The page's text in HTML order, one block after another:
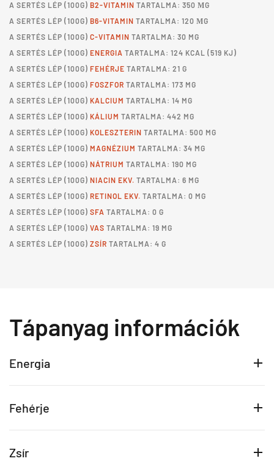
A SERTÉS LÉP (100G) B2-VITAMIN TARTALMA: 350 ΜG
A SERTÉS LÉP (100G) B6-VITAMIN TARTALMA: 120 ΜG
A SERTÉS LÉP (100G) C-VITAMIN TARTALMA: 30 MG
A SERTÉS LÉP (100G) ENERGIA TARTALMA: 124 KCAL (519 KJ)
A SERTÉS LÉP (100G) FEHÉRJE TARTALMA: 21 G
A SERTÉS LÉP (100G) FOSZFOR TARTALMA: 173 MG
A SERTÉS LÉP (100G) KALCIUM TARTALMA: 14 MG
A SERTÉS LÉP (100G) KÁLIUM TARTALMA: 442 MG
A SERTÉS LÉP (100G) KOLESZTERIN TARTALMA: 500 MG
A SERTÉS LÉP (100G) MAGNÉZIUM TARTALMA: 34 MG
A SERTÉS LÉP (100G) NÁTRIUM TARTALMA: 190 MG
A SERTÉS LÉP (100G) NIACIN EKV. TARTALMA: 6 MG
A SERTÉS LÉP (100G) RETINOL EKV. TARTALMA: 0 MG
A SERTÉS LÉP (100G) SFA TARTALMA: 0 G
A SERTÉS LÉP (100G) VAS TARTALMA: 19 MG
A SERTÉS LÉP (100G) ZSÍR TARTALMA: 4 G
Tápanyag információk
Energia
Fehérje
Zsír